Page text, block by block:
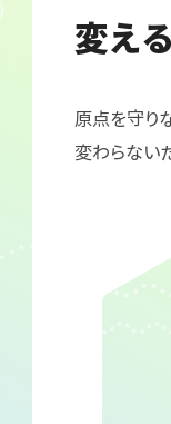
変える
原点を守り
変わらない